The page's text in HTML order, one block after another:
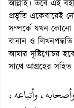
আল্লাহ। তবে এই
প্রভৃতি একেবারেই
সম্পর্কে যখন কোনো
বানান ও
আমার দৃষ্টিগোচর
সাথে আগ্রহের
وأتباعه،